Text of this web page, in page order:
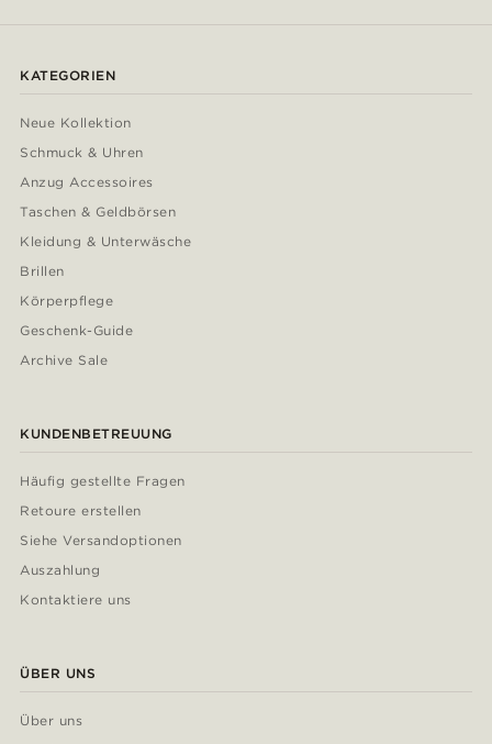
KATEGORIEN
Neue Kollektion
Schmuck & Uhren
Anzug Accessoires
Taschen & Geldbörsen
Kleidung & Unterwäsche
Brillen
Körperpflege
Geschenk-Guide
Archive Sale
KUNDENBETREUUNG
Häufig gestellte Fragen
Retoure erstellen
Siehe Versandoptionen
Auszahlung
Kontaktiere uns
ÜBER UNS
Über uns